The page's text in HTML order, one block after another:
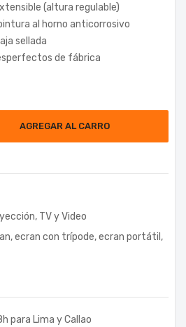
(altura regulable)
al horno anticorrosivo
sellada
de fábrica
AGREGAR AL CARRO
, TV y Video
,ecran con trípode,ecran portátil ,
para Lima y Callao